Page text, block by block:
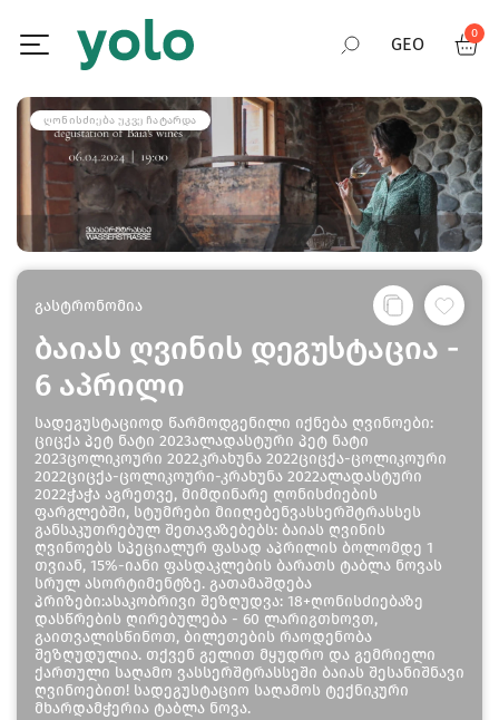
GEO
RUS
ENG
0
ᲦᲝᲜᲘᲡᲫᲘᲔᲑᲐ ᲣᲙᲕᲔ ᲩᲐᲢᲐᲠᲓᲐ
გასტრონომია
ბაიას ღვინის დეგუსტაცია -
6 აპრილი
სადეგუსტაციოდ წარმოდგენილი იქნება ღვინოები:
ციცქა პეტ ნატი 2023ალადასტური პეტ ნატი
2023ცოლიკოური 2022კრახუნა 2022ციცქა-ცოლიკოური
2022ციცქა-ცოლიკოური-კრახუნა 2022ალადასტური
2022ჭაჭა აგრეთვე, მიმდინარე ღონისძიების
ფარგლებში, სტუმრები მიიღებენვასსერშტრასსეს
განსაკუთრებულ შეთავაზებებს: ბაიას ღვინის
ღვინოებს სპეციალურ ფასად აპრილის ბოლომდე 1
თვიან, 15%-იანი ფასდაკლების ბარათს ტაბლა ნოვას
სრულ ასორტიმენტზე. გათამაშდება
პრიზები:ასაკობრივი შეზღუდვა: 18+ღონისძიებაზე
დასწრების ღირებულება - 60 ლარიგთხოვთ,
გაითვალისწინოთ, ბილეთების რაოდენობა
შეზღუდულია. თქვენ გელით მყუდრო და გემრიელი
ქართული საღამო ვასსერშტრასსეში ბაიას შესანიშნავი
ღვინოებით! სადეგუსტაციო საღამოს ტექნიკური
მხარდამჭერია ტაბლა ნოვა.